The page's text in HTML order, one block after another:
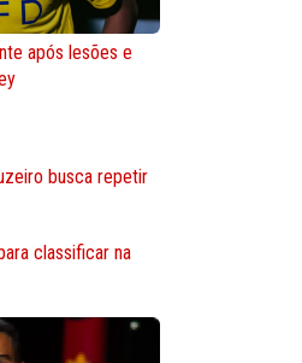
após lesões e
busca repetir
classificar na